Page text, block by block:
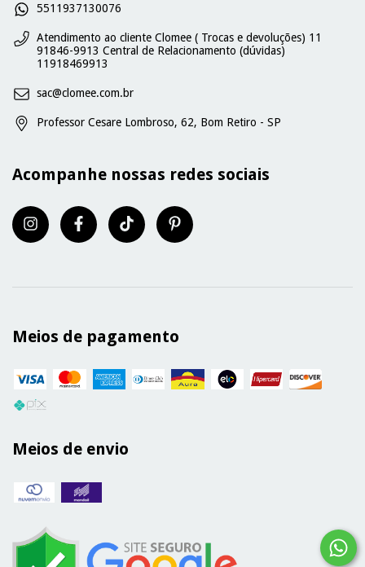
5511937130076
Atendimento ao cliente Clomee ( Trocas e devoluções) 11
91846-9913 Central de Relacionamento (dúvidas)
11918469913
sac@clomee.com.br
Professor Cesare Lombroso, 62, Bom Retiro - SP
Acompanhe nossas redes sociais
Meios de pagamento
Meios de envio